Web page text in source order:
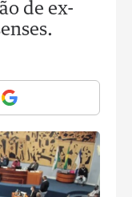
de ex-